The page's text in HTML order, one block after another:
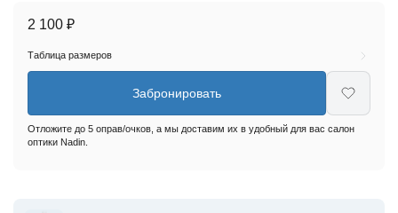
2 100 ₽
Таблица размеров
Забронировать
Отложите до 5 оправ/очков, а мы доставим их в удобный для вас салон
оптики Nadin.